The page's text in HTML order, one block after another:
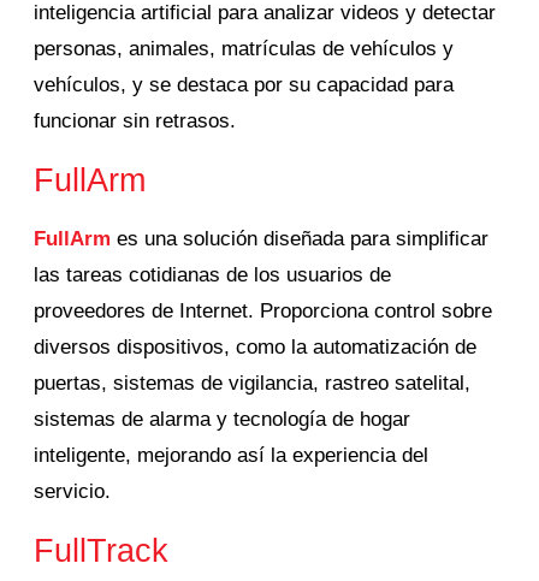
inteligencia artificial para analizar videos y detectar
personas, animales, matrículas de vehículos y
vehículos, y se destaca por su capacidad para
funcionar sin retrasos.
FullArm
FullArm es una solución diseñada para simplificar
las tareas cotidianas de los usuarios de
proveedores de Internet. Proporciona control sobre
diversos dispositivos, como la automatización de
puertas, sistemas de vigilancia, rastreo satelital,
sistemas de alarma y tecnología de hogar
inteligente, mejorando así la experiencia del
servicio.
FullTrack